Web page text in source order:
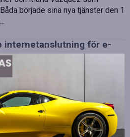
började sina nya tjänster den 1
internetanslutning för e-
att vara en hobby till en
millisekund kan avgöra
lägger stor vikt vid hårdvara